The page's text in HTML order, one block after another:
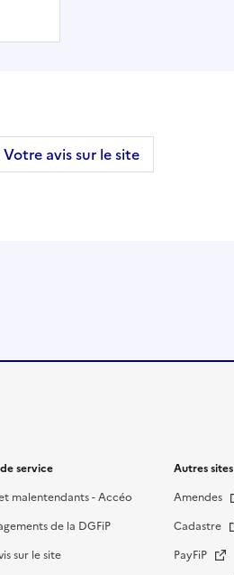
Votre avis sur le site
service
malentendants - Accéo
de la DGFiP
sur le site
Autres sites
Amendes
Cadastre
PayFiP